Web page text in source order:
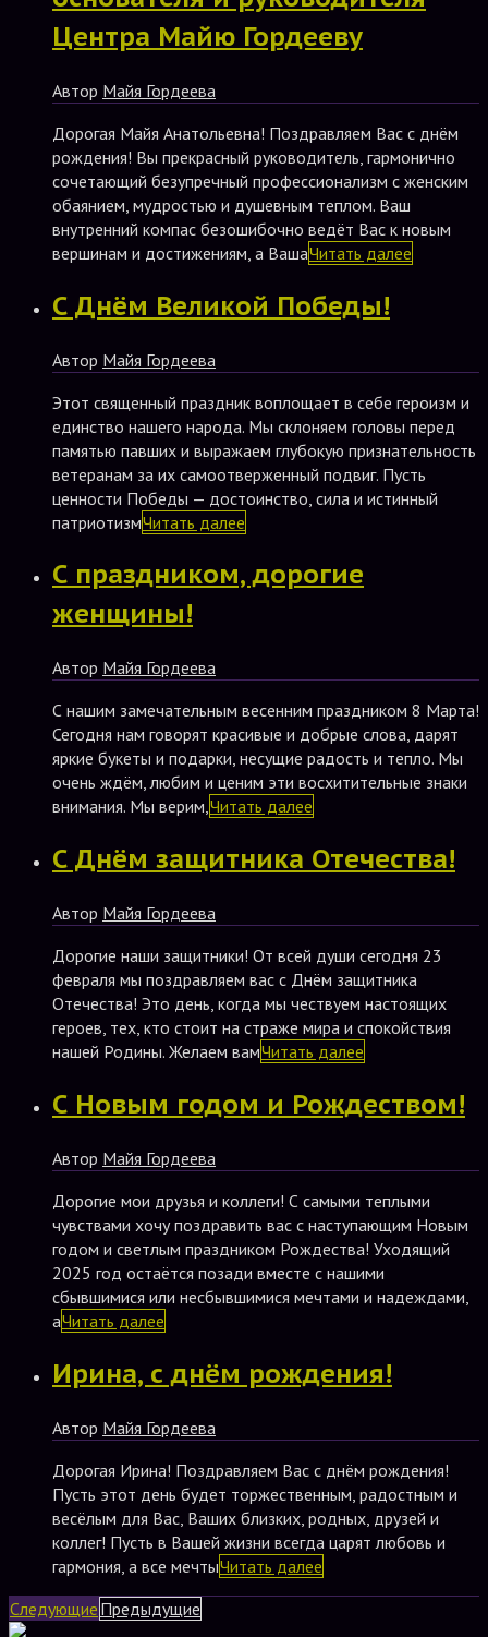
Центра Майю Гордееву
Автор Майя Гордеева
Дорогая Майя Анатольевна! Поздравляем Вас с днём
рождения! Вы прекрасный руководитель, гармонично
сочетающий безупречный профессионализм с женским
обаянием, мудростью и душевным теплом. Ваш
внутренний компас безошибочно ведёт Вас к новым
вершинам и достижениям, а ВашаЧитать далее
С Днём Великой Победы!
Автор Майя Гордеева
Этот священный праздник воплощает в себе героизм и
единство нашего народа. Мы склоняем головы перед
памятью павших и выражаем глубокую признательность
ветеранам за их самоотверженный подвиг. Пусть
ценности Победы — достоинство, сила и истинный
патриотизмЧитать далее
С праздником, дорогие
женщины!
Автор Майя Гордеева
С нашим замечательным весенним праздником 8 Марта!
Сегодня нам говорят красивые и добрые слова, дарят
яркие букеты и подарки, несущие радость и тепло. Мы
очень ждём, любим и ценим эти восхитительные знаки
внимания. Мы верим,Читать далее
С Днём защитника Отечества!
Автор Майя Гордеева
Дорогие наши защитники! От всей души сегодня 23
февраля мы поздравляем вас с Днём защитника
Отечества! Это день, когда мы чествуем настоящих
героев, тех, кто стоит на страже мира и спокойствия
нашей Родины. Желаем вамЧитать далее
С Новым годом и Рождеством!
Автор Майя Гордеева
Дорогие мои друзья и коллеги! С самыми теплыми
чувствами хочу поздравить вас с наступающим Новым
годом и светлым праздником Рождества! Уходящий
2025 год остаётся позади вместе с нашими
сбывшимися или несбывшимися мечтами и надеждами,
аЧитать далее
Ирина, с днём рождения!
Автор Майя Гордеева
Дорогая Ирина! Поздравляем Вас с днём рождения!
Пусть этот день будет торжественным, радостным и
весёлым для Вас, Ваших близких, родных, друзей и
коллег! Пусть в Вашей жизни всегда царят любовь и
гармония, а все мечтыЧитать далее
Следующие Предыдущие